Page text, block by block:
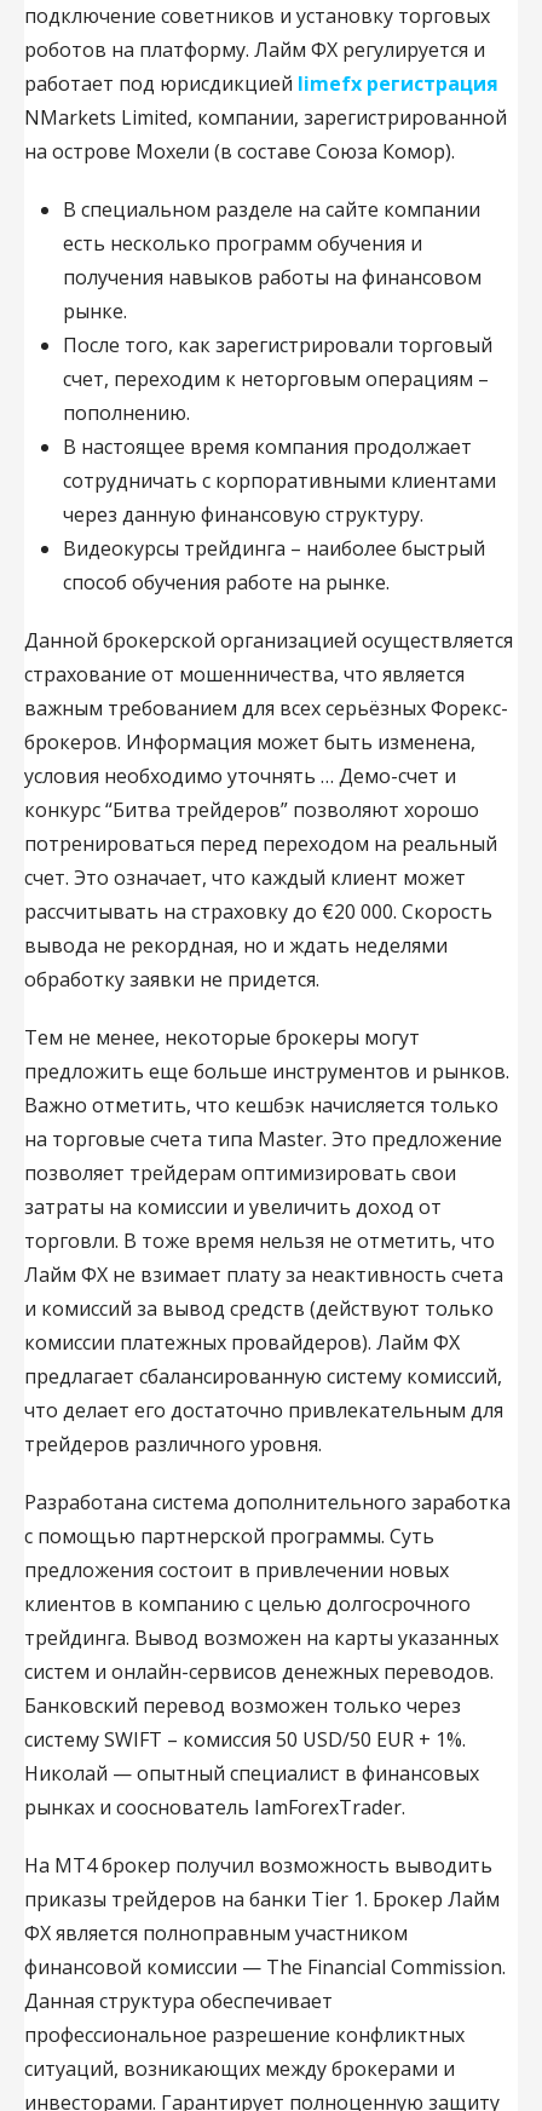
подключение советников и установку торговых
роботов на платформу. Лайм ФХ регулируется и
работает под юрисдикцией limefx регистрация
NMarkets Limited, компании, зарегистрированной
на острове Мохели (в составе Союза Комор).
В специальном разделе на сайте компании
есть несколько программ обучения и
получения навыков работы на финансовом
рынке.
После того, как зарегистрировали торговый
счет, переходим к неторговым операциям –
пополнению.
В настоящее время компания продолжает
сотрудничать с корпоративными клиентами
через данную финансовую структуру.
Видеокурсы трейдинга – наиболее быстрый
способ обучения работе на рынке.
Данной брокерской организацией осуществляется
страхование от мошенничества, что является
важным требованием для всех серьёзных Форекс-
брокеров. Информация может быть изменена,
условия необходимо уточнять … Демо-счет и
конкурс “Битва трейдеров” позволяют хорошо
потренироваться перед переходом на реальный
счет. Это означает, что каждый клиент может
рассчитывать на страховку до €20 000. Скорость
вывода не рекордная, но и ждать неделями
обработку заявки не придется.
Тем не менее, некоторые брокеры могут
предложить еще больше инструментов и рынков.
Важно отметить, что кешбэк начисляется только
на торговые счета типа Master. Это предложение
позволяет трейдерам оптимизировать свои
затраты на комиссии и увеличить доход от
торговли. В тоже время нельзя не отметить, что
Лайм ФХ не взимает плату за неактивность счета
и комиссий за вывод средств (действуют только
комиссии платежных провайдеров). Лайм ФХ
предлагает сбалансированную систему комиссий,
что делает его достаточно привлекательным для
трейдеров различного уровня.
Разработана система дополнительного заработка
с помощью партнерской программы. Суть
предложения состоит в привлечении новых
клиентов в компанию с целью долгосрочного
трейдинга. Вывод возможен на карты указанных
систем и онлайн-сервисов денежных переводов.
Банковский перевод возможен только через
систему SWIFT – комиссия 50 USD/50 EUR + 1%.
Николай — опытный специалист в финансовых
рынках и сооснователь IamForexTrader.
На МТ4 брокер получил возможность выводить
приказы трейдеров на банки Tier 1. Брокер Лайм
ФХ является полноправным участником
финансовой комиссии — The Financial Commission.
Данная структура обеспечивает
профессиональное разрешение конфликтных
ситуаций, возникающих между брокерами и
инвесторами. Гарантирует полноценную защиту